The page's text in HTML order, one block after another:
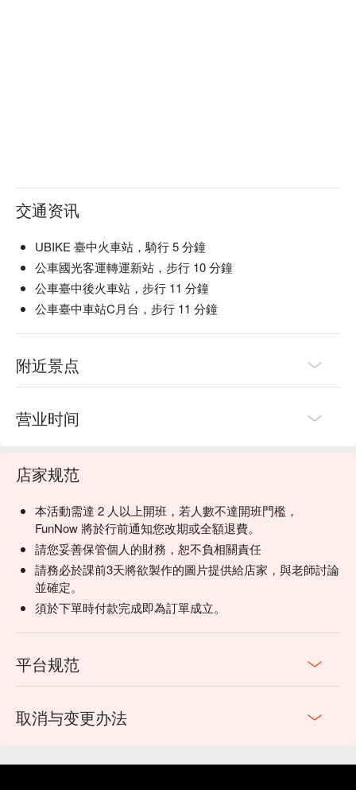
交通资讯
UBIKE 臺中火車站，騎行 5 分鐘
公車國光客運轉運新站，步行 10 分鐘
公車臺中後火車站，步行 11 分鐘
公車臺中車站C月台，步行 11 分鐘
附近景点
营业时间
店家规范
本活動需達 2 人以上開班，若人數不達開班門檻，
FunNow 將於行前通知您改期或全額退費。
請您妥善保管個人的財務，恕不負相關責任
請務必於課前3天將欲製作的圖片提供給店家，與老師討論
並確定。
須於下單時付款完成即為訂單成立。
平台规范
取消与变更办法